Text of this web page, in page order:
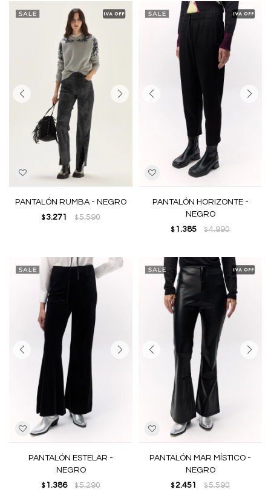
PANTALÓN RUMBA - NEGRO
$ 3.271 $5.590
PANTALÓN HORIZONTE -
NEGRO
$ 1.385 $4.990
PANTALÓN ESTELAR -
NEGRO
$ 1.386 $5.290
PANTALÓN MAR MÍSTICO -
NEGRO
$ 2.451 $5.590